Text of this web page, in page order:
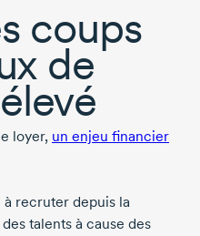
coups
de
loyer, un enjeu financier
à recruter depuis la
talents à cause des